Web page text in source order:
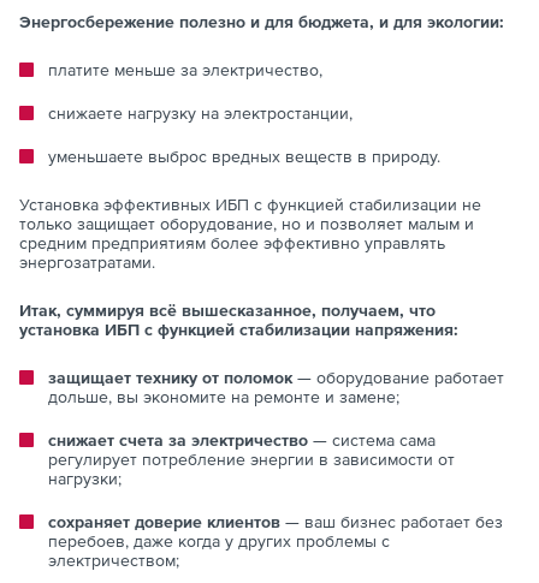
Энергосбережение полезно и для бюджета, и для экологии:
платите меньше за электричество,
снижаете нагрузку на электростанции,
уменьшаете выброс вредных веществ в природу.
Установка эффективных ИБП с функцией стабилизации не
только защищает оборудование, но и позволяет малым и
средним предприятиям более эффективно управлять
энергозатратами.
Итак, суммируя всё вышесказанное, получаем, что
установка ИБП с функцией стабилизации напряжения:
защищает технику от поломок — оборудование работает
дольше, вы экономите на ремонте и замене;
снижает счета за электричество — система сама
регулирует потребление энергии в зависимости от
нагрузки;
сохраняет доверие клиентов — ваш бизнес работает без
перебоев, даже когда у других проблемы с
электричеством;